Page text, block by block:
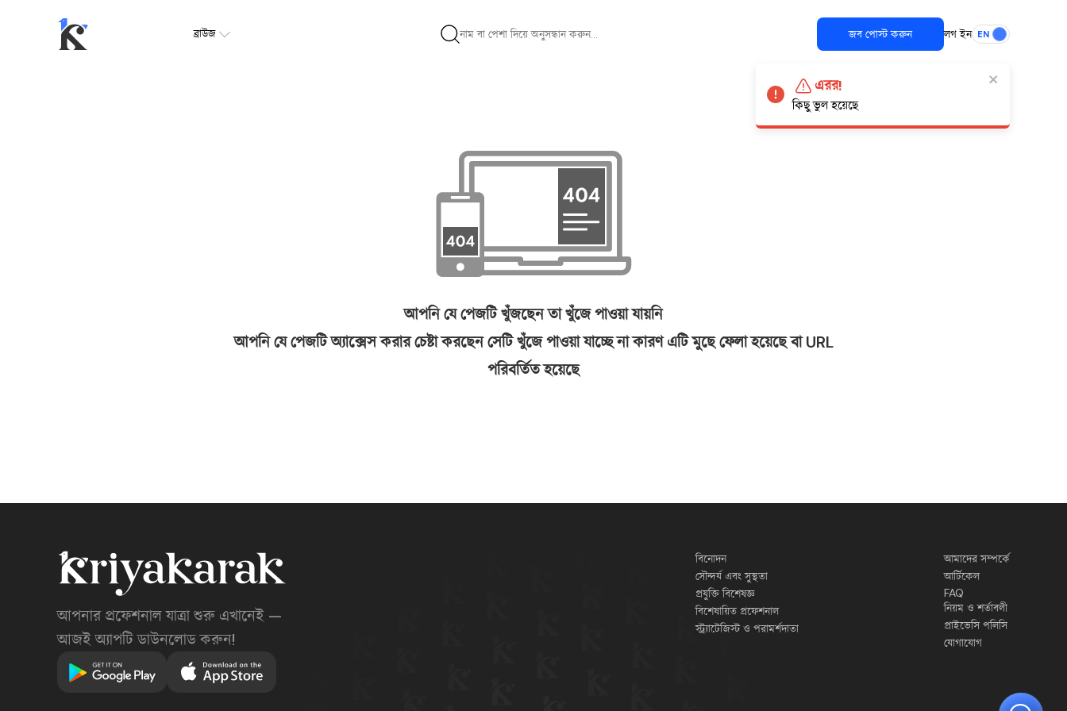
ব্রাউজ জব পোস্ট করুন লগ ইন EN
আপনি যে পেজটি খুঁজছেন তা খুঁজে পাওয়া যায়নি
আপনি যে পেজটি অ্যাক্সেস করার চেষ্টা করছেন সেটি খুঁজে পাওয়া যাচ্ছে না কারণ এটি মুছে ফেলা হয়েছে বা URL
পরিবর্তিত হয়েছে
আপনার প্রফেশনাল যাত্রা শুরু এখানেই —
আজই অ্যাপটি ডাউনলোড করুন!
বিনোদন
সৌন্দর্য এবং সুস্থতা
প্রযুক্তি বিশেষজ্ঞ
বিশেষায়িত প্রফেশনাল
স্ট্র্যাটেজিস্ট ও পরামর্শদাতা
আমাদের সম্পর্কে
আর্টিকেল
FAQ
নিয়ম ও শর্তাবলী
প্রাইভেসি পলিসি
যোগাযোগ
এরর!
কিছু ভুল হয়েছে